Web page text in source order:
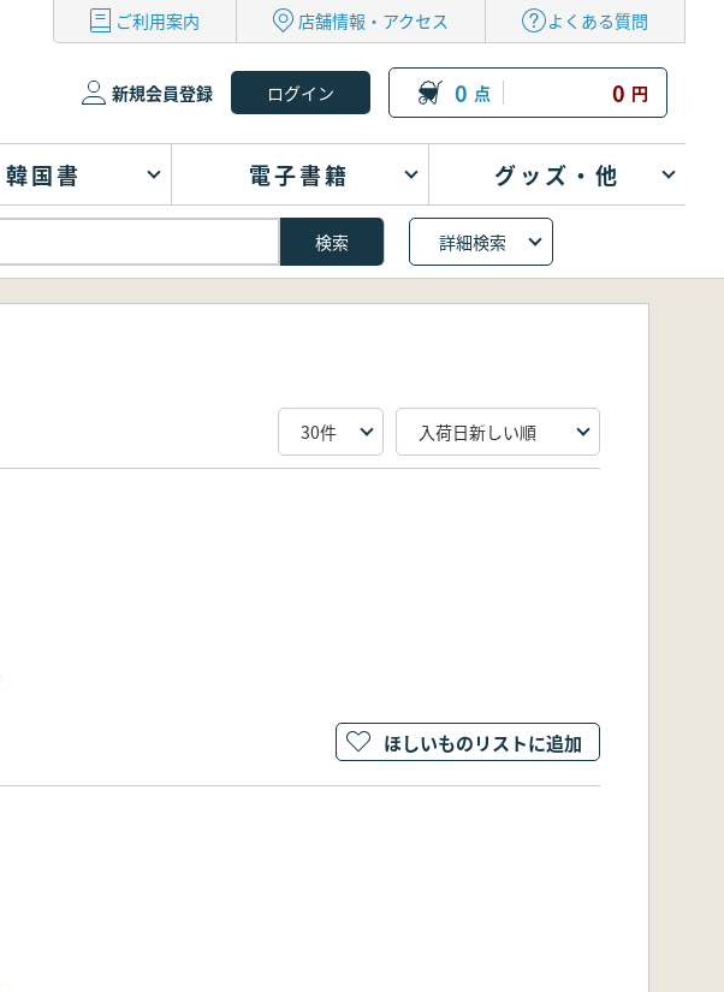
ご利用案内 店舗情報・アクセス よくある質問
新規会員登録 0 点 0 円
韓国書 電子書籍 グッズ・他
詳細検索
ほしいものリストに追加